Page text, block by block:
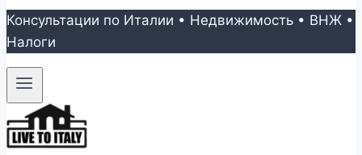
Консультации по Италии • Недвижимость • ВНЖ •
Налоги